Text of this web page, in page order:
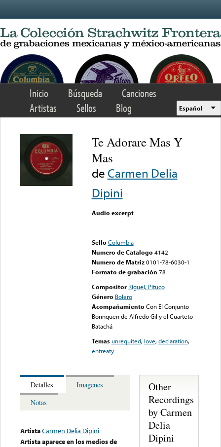
Inicio Búsqueda
Canciones
Artistas
Sellos Blog Español
Te Adorare Mas Y
Mas
de Carmen Delia
Dipini
Audio excerpt
Sello Columbia
Numero de Catalogo 4142
Numero de Matriz 0101-78-6030-1
Formato de grabación 78
Compositor Riguel, Pituco
Género Bolero
Acompañamiento Con El Conjunto
Borinquen de Alfredo Gil y el Cuarteto
Batachá
Temas unrequited, love,declaration,
entreaty
Detalles
Imagenes
Notas
ArtistaCarmen Delia Dipini
Artista aparece en los medios de
Other
Recordings
by Carmen
Delia
Dipini